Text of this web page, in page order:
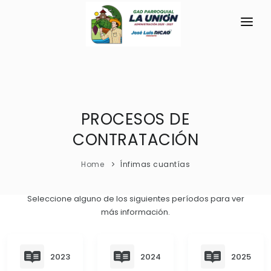
RESEÑA HISTÓRICA
Historia Antigua
Historia Actual
GEOGRAFÍA
Clima
TRANSPARENCIA
GESTIÓN Y PRESUPUESTO
GESTIÓN INSTITUCIONAL
Resoluciones
MECANISMOS DE PARTICIPACIÓN
Solicitud de acceso información pública
PROCESOS DE
CONTRATACIÓN
Home Ínfimas cuantías
Seleccione alguno de los siguientes períodos para ver
más información.
2023 2024 2025